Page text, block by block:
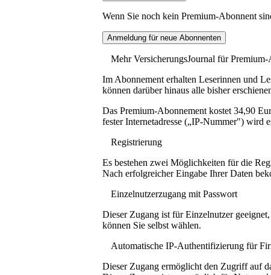
Wenn Sie noch kein Premium-Abonnent
Mehr VersicherungsJournal für Premium-
Im Abonnement erhalten Leserinnen und
können darüber hinaus alle bisher
Das Premium-Abonnement kostet 34,90
fester Internetadresse („IP-Nummer") wird
Registrierung
Es bestehen zwei Möglichkeiten für die
Nach erfolgreicher Eingabe Ihrer Daten
Einzelnutzerzugang mit Passwort
Dieser Zugang ist für Einzelnutzer
können Sie selbst wählen.
Automatische IP-Authentifizierung für
Dieser Zugang ermöglicht den Zugriff auf